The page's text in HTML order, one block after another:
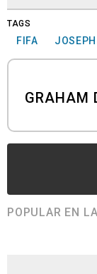
TAGS
FIFA
GRAHAM
POPULAR EN